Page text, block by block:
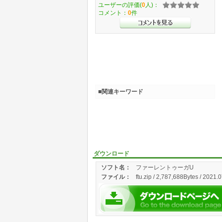
ダウンロード
ソフト名：
ファーレントゥーガU
ファイル：
ftu.zip / 2,787,688Bytes /
ユーザーの評価(0 人)：
コメント： 0件
■関連キーワード